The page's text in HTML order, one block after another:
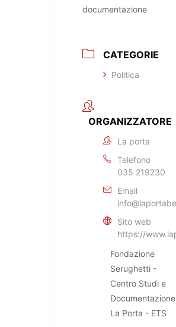
documentazione
CATEGORIE
Politica
ORGANIZZATORE
La porta
Telefono
035 219230
Email
Sito web
https://
Fondazione
Serughetti -
Centro Studi e
Documentazione
La Porta - ETS